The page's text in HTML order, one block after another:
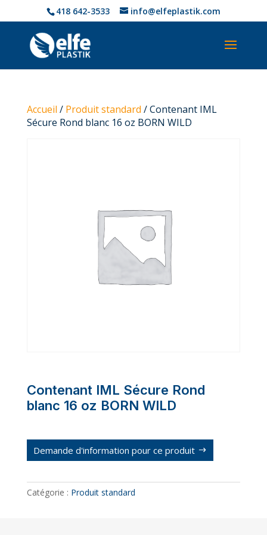
418 642-3533 info@elfeplastik.com
Accueil / Produit standard / Contenant IML
Sécure Rond blanc 16 oz BORN WILD
Contenant IML Sécure Rond
blanc 16 oz BORN WILD
Demande d'information pour ce produit
Catégorie : Produit standard